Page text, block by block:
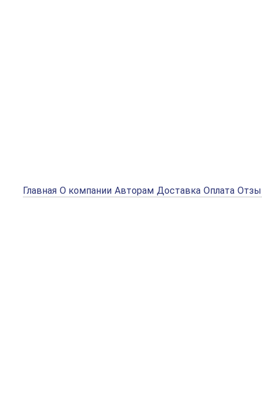
Главная О компании Авторам Доставка Оплата